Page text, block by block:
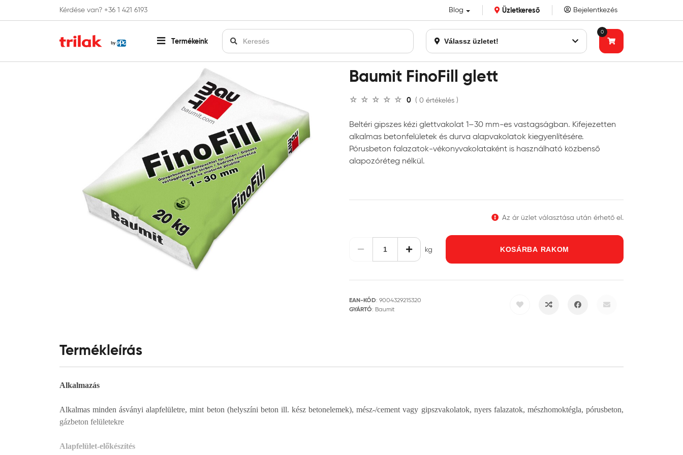
Kérdése van? +36 1 421 6193 Blog Üzletkereső Bejelentkezés
Termékeink Válassz üzletet!
0
Fontos tájékoztatás! Webshopunk hamarosan bezárásra kerül. Kérjük, új rendelést már ne adjon le. Köszönjük eddigi bizalmát!
Baumit FinoFill glett
0 ( 0 értékelés )
Beltéri gipszes kézi glettvakolat 1–30 mm-es vastagságban. Kifejezetten
alkalmas betonfelületek és durva alapvakolatok kiegyenlítésére.
Pórusbeton falazatok-vékonyvakolataként is használható közbenső
alapozóréteg nélkül.
Az ár üzlet választása után érhető el.
kg KOSÁRBA RAKOM
EAN-KÓD: 9004329215320
GYÁRTÓ: Baumit
Termékleírás
Alkalmazás
Alkalmas minden ásványi alapfelületre, mint beton (helyszíni beton ill. kész betonelemek), mész-/cement vagy gipszvakolatok, nyers falazatok, mészhomoktégla, pórusbeton,
gázbeton felületekre
Alapfelület-előkészítés